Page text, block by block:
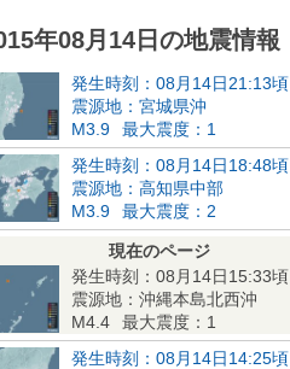
年08月14日の地震情報
発生時刻：08月14日21:13頃
震源地：宮城県沖
M3.9
最大震度：1
発生時刻：08月14日18:48頃
震源地：高知県中部
M3.9
最大震度：2
現在のページ
発生時刻：08月14日15:33頃
震源地：沖縄本島北西沖
M4.4
最大震度：1
発生時刻：08月14日14:25頃